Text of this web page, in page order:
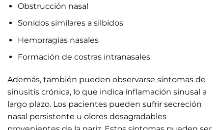
Obstrucción nasal
Sonidos similares a silbidos
Hemorragias nasales
Formación de costras intranasales
Además, también pueden observarse síntomas de
sinusitis crónica, lo que indica inflamación sinusal a
largo plazo. Los pacientes pueden sufrir secreción
nasal persistente u olores desagradables